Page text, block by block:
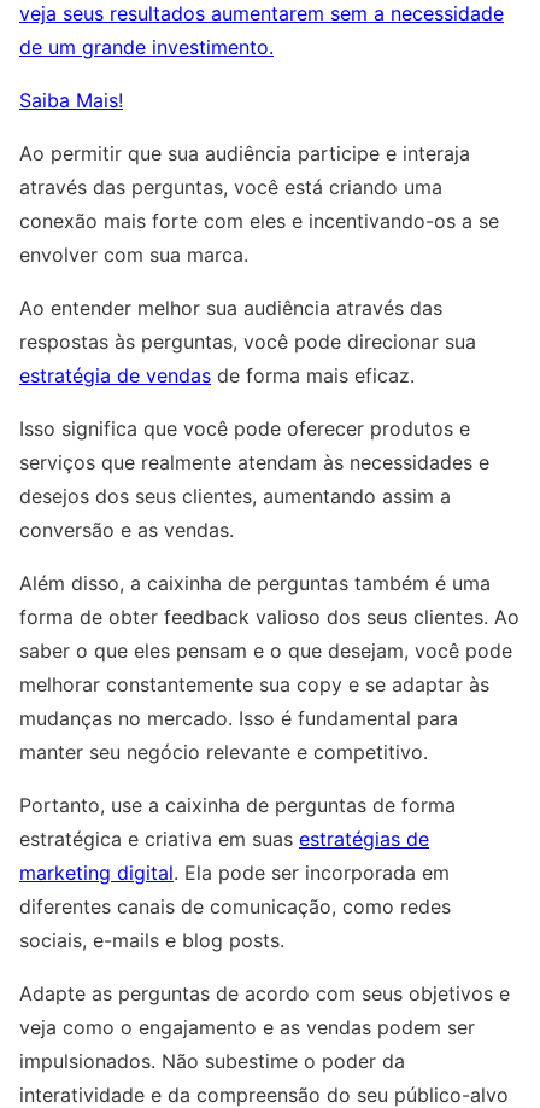
veja seus resultados aumentarem sem a necessidade
de um grande investimento.
Saiba Mais!
Ao permitir que sua audiência participe e interaja
através das perguntas, você está criando uma
conexão mais forte com eles e incentivando-os a se
envolver com sua marca.
Ao entender melhor sua audiência através das
respostas às perguntas, você pode direcionar sua
estratégia de vendas de forma mais eficaz.
Isso significa que você pode oferecer produtos e
serviços que realmente atendam às necessidades e
desejos dos seus clientes, aumentando assim a
conversão e as vendas.
Além disso, a caixinha de perguntas também é uma
forma de obter feedback valioso dos seus clientes. Ao
saber o que eles pensam e o que desejam, você pode
melhorar constantemente sua copy e se adaptar às
mudanças no mercado. Isso é fundamental para
manter seu negócio relevante e competitivo.
Portanto, use a caixinha de perguntas de forma
estratégica e criativa em suas estratégias de
marketing digital. Ela pode ser incorporada em
diferentes canais de comunicação, como redes
sociais, e-mails e blog posts.
Adapte as perguntas de acordo com seus objetivos e
veja como o engajamento e as vendas podem ser
impulsionados. Não subestime o poder da
interatividade e da compreensão do seu público-alvo